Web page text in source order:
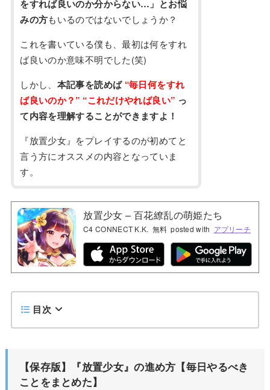
をすれば良いのか分からない…」とお悩
みの方もいるのではないでしょうか？
これを書いている僕も、最初は何をすれ
ば良いのか意味不明でした(笑)
しかし、 本記事を読めば“毎日何をすれ
ば良いのか？” “これだけやれば良い” っ
て内容を理解することができますよ！
『放置少女』をプレイするのが初めてと
言う方にオススメの内容となっていま
す。
放置少女 – 百花繚乱の萌姫たち
C4 CONNECT K.K. 無料 posted with アプリーチ
目次
【保存版】『放置少女』の進め方【毎日やるべき
ことをまとめた】